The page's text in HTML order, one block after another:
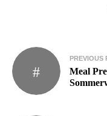
PREVIOUS
Meal